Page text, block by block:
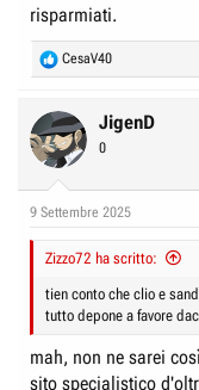
risparmiati.
R
e
c
t
i
s
CesaV40
JigenD
0
9 Settembre 2025
Zizzo72 ha scritto:
tien conto che clio e
tutto depone a favore
mah, non ne sarei
sito specialistico